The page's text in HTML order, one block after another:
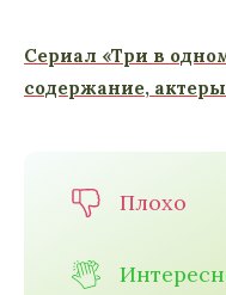
Сериал «Три в
содержание,
Плохо